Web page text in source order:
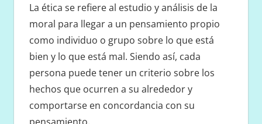
La ética se refiere al estudio y análisis de la
moral para llegar a un pensamiento propio
como individuo o grupo sobre lo que está
bien y lo que está mal. Siendo así, cada
persona puede tener un criterio sobre los
hechos que ocurren a su alrededor y
comportarse en concordancia con su
pensamiento.